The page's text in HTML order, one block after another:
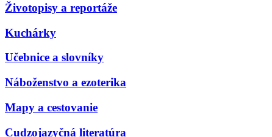
Životopisy a reportáže
Kuchárky
Učebnice a slovníky
Náboženstvo a ezoterika
Mapy a cestovanie
Cudzojazyčná literatúra